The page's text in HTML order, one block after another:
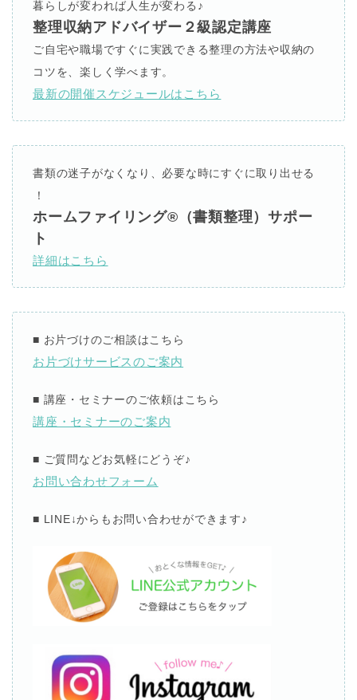
暮らしが変われば人生が変わる ♪
整理収納アドバイザー２級認定講座
ご自宅や職場ですぐに実践できる整理の方法や収納の
コツを、楽しく学べます。
最新の開催スケジュールはこちら
書類の迷子がなくなり、必要な時にすぐに取り出せる
！
ホームファイリング®︎ （書類整理）サポー
ト
詳細はこちら
■ お片づけのご相談はこちら
お片づけサービスのご案内
■ 講座・セミナーのご依頼はこちら
講座・セミナーのご案内
■ ご質問などお気軽にどうぞ♪
お問い合わせフォーム
■ LINE↓からもお問い合わせができます♪